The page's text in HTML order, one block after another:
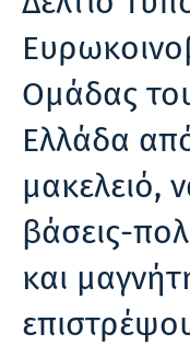
Ομάδας
Ελλάδα
μακελειό,
βάσεις-
και